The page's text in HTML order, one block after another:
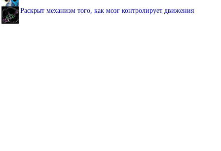
Раскрыт механизм того, как мозг контролирует движения